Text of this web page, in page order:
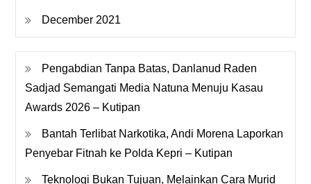
December 2021
Pengabdian Tanpa Batas, Danlanud Raden
Sadjad Semangati Media Natuna Menuju Kasau
Awards 2026 – Kutipan
Bantah Terlibat Narkotika, Andi Morena Laporkan
Penyebar Fitnah ke Polda Kepri – Kutipan
Teknologi Bukan Tujuan, Melainkan Cara Murid